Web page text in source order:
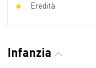
Eredità
Infanzia